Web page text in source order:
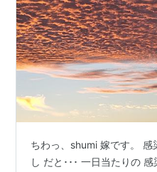
ちわっ、shumi 嫁です。 感
し だと･･･ 一日当たりの